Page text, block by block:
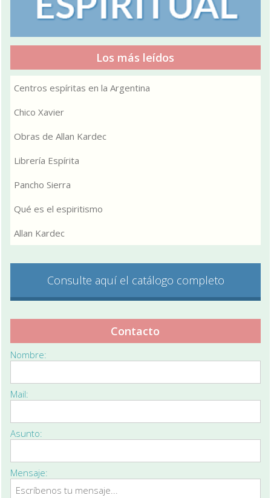
Los más leídos
Centros espíritas en la Argentina
Chico Xavier
Obras de Allan Kardec
Librería Espírita
Pancho Sierra
Qué es el espiritismo
Allan Kardec
Consulte aquí el catálogo completo
Contacto
Nombre:
Mail:
Asunto:
Mensaje: